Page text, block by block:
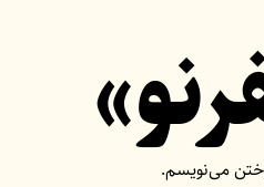
می‌نویسم.